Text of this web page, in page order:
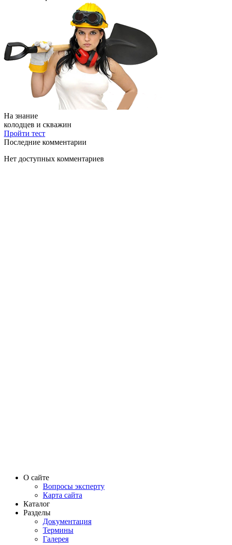
На знание
колодцев и скважин
Пройти тест
Последние комментарии
Нет доступных комментариев
О сайте
Вопросы эксперту
Карта сайта
Каталог
Разделы
Документация
Термины
Галерея